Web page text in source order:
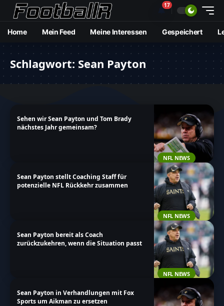
🔔17
Home Mein Feed Meine Interessen Gespeichert
Schlagwort: Sean Payton
NFL NEWS
Sehen wir Sean Payton und Tom Brady
nächstes Jahr gemeinsam?
NFL NEWS
Sean Payton stellt Coaching Staff für
potenzielle NFL Rückkehr zusammen
NFL NEWS
Sean Payton bereit als Coach
zurückzukehren, wenn die Situation passt
Sean Payton in Verhandlungen mit Fox
Sports um Aikman zu ersetzen